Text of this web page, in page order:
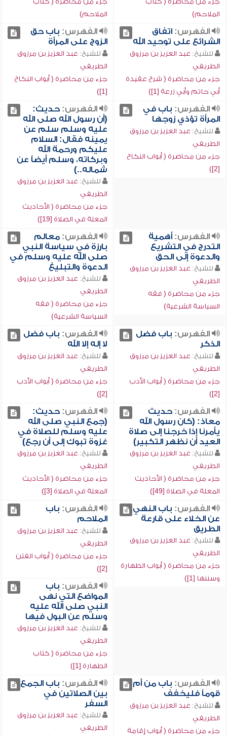
الملاحم)
الملاحم)
الفهرس:اتفاق
الشرائع على توحيد الله
للشيخ: عبد العزيز بن مرزوق
الطريفي
جزء من محاضرة ( شرح عقيدة
أبي حاتم وأبي زرعة [1])
الفهرس: باب حق
الزوج على المرأة
للشيخ: عبد العزيز بن مرزوق
الطريفي
جزء من محاضرة ( أبواب النكاح
[1])
الفهرس: باب في
المرأة تؤذي زوجها
للشيخ: عبد العزيز بن مرزوق
الطريفي
جزء من محاضرة ( أبواب النكاح
[2])
الفهرس:حديث:
(أن رسول الله صلى الله
عليه وسلم سلم عن
يمينه فقال: السلام
عليكم ورحمة الله
وبركاته، وسلم أيضاً عن
شماله..)
للشيخ: عبد العزيز بن مرزوق
الطريفي
جزء من محاضرة ( الأحاديث
المعلة في الصلاة [19])
الفهرس:أهمية
التدرج في التشريع
والدعوة إلى الحق
للشيخ: عبد العزيز بن مرزوق
الطريفي
جزء من محاضرة ( فقه
السياسة الشرعية)
الفهرس:معالم
بارزة في سياسة النبي
صلى الله عليه وسلم في
الدعوة والتبليغ
للشيخ: عبد العزيز بن مرزوق
الطريفي
جزء من محاضرة ( فقه
السياسة الشرعية)
الفهرس: باب فضل
الذكر
للشيخ: عبد العزيز بن مرزوق
الطريفي
جزء من محاضرة ( أبواب الأدب
[2])
الفهرس: باب فضل
لا إله إلا الله
للشيخ: عبد العزيز بن مرزوق
الطريفي
جزء من محاضرة ( أبواب الأدب
[2])
الفهرس:حديث
معاذ: (كان رسول الله
يأمرنا إذا خرجنا إلى صلاة
العيد أن نظهر التكبير)
للشيخ: عبد العزيز بن مرزوق
الطريفي
جزء من محاضرة ( الأحاديث
المعلة في الصلاة [49])
الفهرس:حديث:
(جمع النبي صلى الله
عليه وسلم للصلاة في
غزوة تبوك إلى أن رجع)
للشيخ: عبد العزيز بن مرزوق
الطريفي
جزء من محاضرة ( الأحاديث
المعلة في الصلاة [3])
الفهرس: باب النهي
عن الخلاء على قارعة
الطريق
للشيخ: عبد العزيز بن مرزوق
الطريفي
جزء من محاضرة ( أبواب الطهارة
وسننها [1])
الفهرس: باب
الملاحم
للشيخ: عبد العزيز بن مرزوق
الطريفي
جزء من محاضرة ( أبواب الفتن
[2])
الفهرس: باب
المواضع التي نهى
النبي صلى الله عليه
وسلم عن البول فيها
للشيخ: عبد العزيز بن مرزوق
الطريفي
جزء من محاضرة ( كتاب
الطهارة [1])
الفهرس: باب من أم
قوماً فليخفف
للشيخ: عبد العزيز بن مرزوق
الطريفي
جزء من محاضرة ( أبواب إقامة
الفهرس: باب الجمع
بين الصلاتين في
السفر
للشيخ: عبد العزيز بن مرزوق
الطريفي